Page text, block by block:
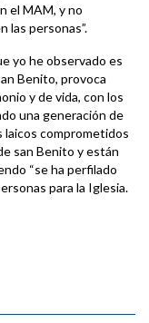
el MAM, y no
las personas”.
yo he observado es
Benito, provoca
y de vida, con los
una generación de
laicos comprometidos
san Benito y están
“se ha perfilado
para la Iglesia.